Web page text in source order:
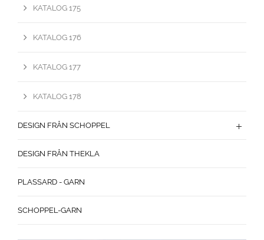
KATALOG 175
KATALOG 176
KATALOG 177
KATALOG 178
DESIGN FRÅN SCHOPPEL
DESIGN FRÅN THEKLA
PLASSARD - GARN
SCHOPPEL-GARN